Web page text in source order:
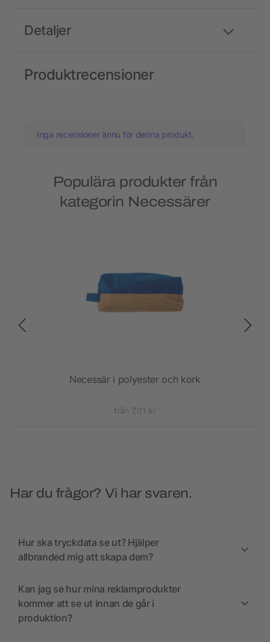
Detaljer
Produktrecensioner
Inga recensioner ännu för denna produkt.
Populära produkter från
kategorin Necessärer
Necessär i polyester och kork
från 7,01 kr
Har du frågor? Vi har svaren.
Hur ska tryckdata se ut? Hjälper
allbranded mig att skapa dem?
Kan jag se hur mina reklamprodukter
kommer att se ut innan de går i
produktion?